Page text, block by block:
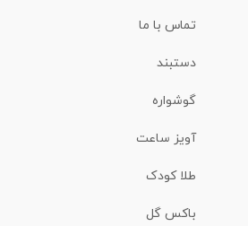
تماس با ما
دستبند
گوشواره
آویز ساعت
طلا کودک
باکس گل